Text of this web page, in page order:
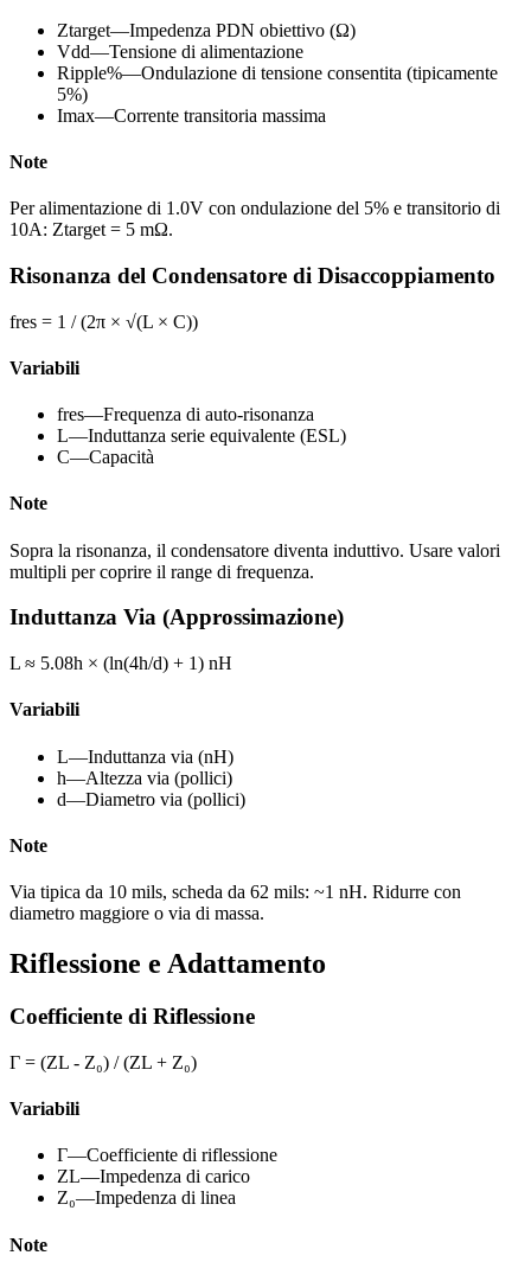
Ztarget—Impedenza PDN obiettivo (Ω)
Vdd—Tensione di alimentazione
Ripple%—Ondulazione di tensione consentita (tipicamente
5%)
Imax—Corrente transitoria massima
Note
Per alimentazione di 1.0V con ondulazione del 5% e transitorio di
10A: Ztarget = 5 mΩ.
Risonanza del Condensatore di Disaccoppiamento
fres = 1 / (2π × √(L × C))
Variabili
fres—Frequenza di auto-risonanza
L—Induttanza serie equivalente (ESL)
C—Capacità
Note
Sopra la risonanza, il condensatore diventa induttivo. Usare valori
multipli per coprire il range di frequenza.
Induttanza Via (Approssimazione)
L ≈ 5.08h × (ln(4h/d) + 1) nH
Variabili
L—Induttanza via (nH)
h—Altezza via (pollici)
d—Diametro via (pollici)
Note
Via tipica da 10 mils, scheda da 62 mils: ~1 nH. Ridurre con
diametro maggiore o via di massa.
Riflessione e Adattamento
Coefficiente di Riflessione
Γ = (ZL - Z₀) / (ZL + Z₀)
Variabili
Γ—Coefficiente di riflessione
ZL—Impedenza di carico
Z₀—Impedenza di linea
Note